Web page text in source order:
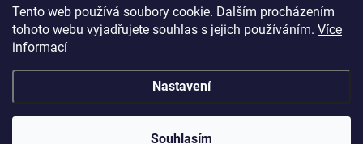
Tento web používá soubory cookie. Dalším procházením
tohoto webu vyjadřujete souhlas s jejich používáním. Více
informací
Nastavení
Souhlasím
Kolik stojí výměna zboží?